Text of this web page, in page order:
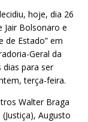
hoje, dia 26
Bolsonaro e
de Estado” em
Geral da
dias para ser
terça-feira.
Walter Braga
Augusto